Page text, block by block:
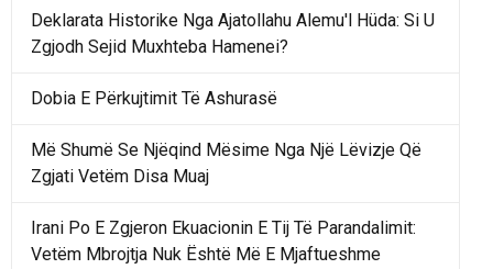
Deklarata Historike Nga Ajatollahu Alemu'l Hüda: Si U
Zgjodh Sejid Muxhteba Hamenei?
Dobia E Përkujtimit Të Ashurasë
Më Shumë Se Njëqind Mësime Nga Një Lëvizje Që
Zgjati Vetëm Disa Muaj
Irani Po E Zgjeron Ekuacionin E Tij Të Parandalimit:
Vetëm Mbrojtja Nuk Është Më E Mjaftueshme